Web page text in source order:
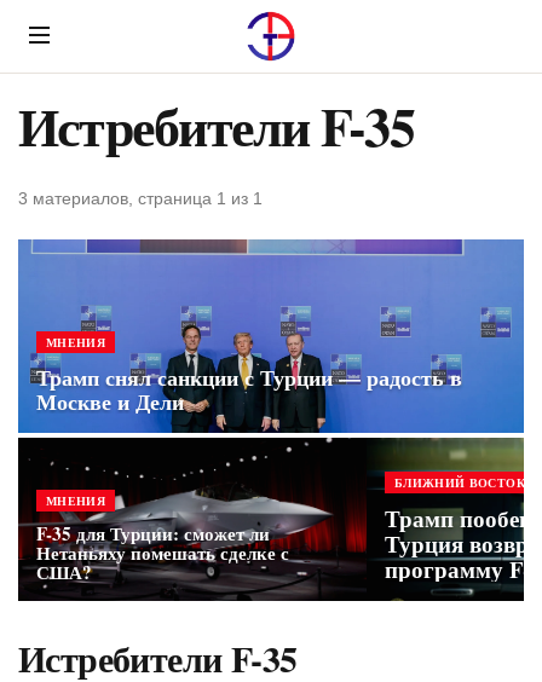
Menu
Истребители F-35
3 материалов, страница 1 из 1
МНЕНИЯ
Трамп снял санкции с Турции — радость в
Москве и Дели
МНЕНИЯ
F-35 для Турции: сможет ли
Нетаньяху помешать сделке с
США?
БЛИЖНИЙ ВОСТОК
Трамп
Турция
программу F-
Истребители F-35